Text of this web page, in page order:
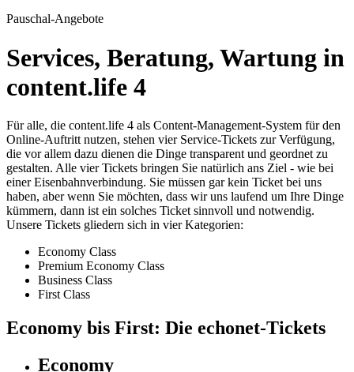
Pauschal-Angebote
Services, Beratung, Wartung in
content.life 4
Für alle, die content.life 4 als Content-Management-System für den
Online-Auftritt nutzen, stehen vier Service-Tickets zur Verfügung,
die vor allem dazu dienen die Dinge transparent und geordnet zu
gestalten. Alle vier Tickets bringen Sie natürlich ans Ziel - wie bei
einer Eisenbahnverbindung. Sie müssen gar kein Ticket bei uns
haben, aber wenn Sie möchten, dass wir uns laufend um Ihre Dinge
kümmern, dann ist ein solches Ticket sinnvoll und notwendig.
Unsere Tickets gliedern sich in vier Kategorien:
Economy Class
Premium Economy Class
Business Class
First Class
Economy bis First: Die echonet-Tickets
Economy